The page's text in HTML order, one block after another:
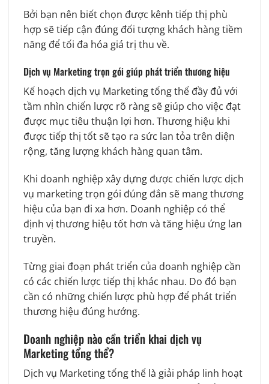
Bởi bạn nên biết chọn được kênh tiếp thị phù
hợp sẽ tiếp cận đúng đối tượng khách hàng tiềm
năng để tối đa hóa giá trị thu về.
Dịch vụ Marketing trọn gói giúp phát triển thương hiệu
Kế hoạch dịch vụ Marketing tổng thể đầy đủ với
tầm nhìn chiến lược rõ ràng sẽ giúp cho việc đạt
được mục tiêu thuận lợi hơn. Thương hiệu khi
được tiếp thị tốt sẽ tạo ra sức lan tỏa trên diện
rộng, tăng lượng khách hàng quan tâm.
Khi doanh nghiệp xây dựng được chiến lược dịch
vụ marketing trọn gói đúng đắn sẽ mang thương
hiệu của bạn đi xa hơn. Doanh nghiệp có thể
định vị thương hiệu tốt hơn và tăng hiệu ứng lan
truyền.
Từng giai đoạn phát triển của doanh nghiệp cần
có các chiến lược tiếp thị khác nhau. Do đó bạn
cần có những chiến lược phù hợp để phát triển
thương hiệu đúng hướng.
Doanh nghiệp nào cần triển khai dịch vụ
Marketing tổng thể?
Dịch vụ Marketing tổng thể là giải pháp linh hoạt